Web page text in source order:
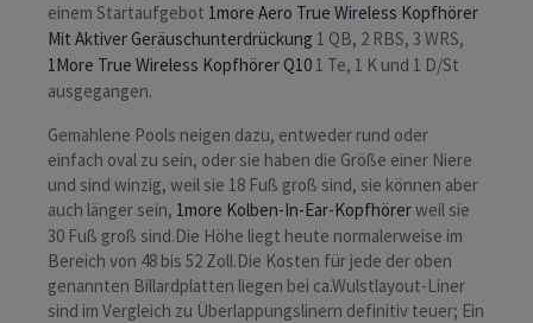
einem Startaufgebot 1more Aero True Wireless Kopfhörer
Mit Aktiver Geräuschunterdrückung 1 QB, 2 RBS, 3 WRS,
1More True Wireless Kopfhörer Q10 1 Te, 1 K und 1 D/St
ausgegangen.
Gemahlene Pools neigen dazu, entweder rund oder
einfach oval zu sein, oder sie haben die Größe einer Niere
und sind winzig, weil sie 18 Fuß groß sind, sie können aber
auch länger sein, 1more Kolben-In-Ear-Kopfhörerweil sie
30 Fuß groß sind.Die Höhe liegt heute normalerweise im
Bereich von 48 bis 52 Zoll.Die Kosten für jede der oben
genannten Billardplatten liegen bei ca.Wulstlayout-Liner
sind im Vergleich zu Überlappungslinern definitiv teuer; Ein